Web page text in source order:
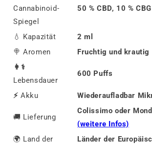
Cannabinoid-
Spiegel
50 % CBD, 10 %
💧 Kapazität
2 ml
🍭Aromen
Fruchtig und krautig
👩⚕️
Lebensdauer
600 Puffs
⚡Akku Wiederaufladbar
🚚 Lieferung
Colissimo oder
(weitere Infos)
🌍 Land der
Länder der